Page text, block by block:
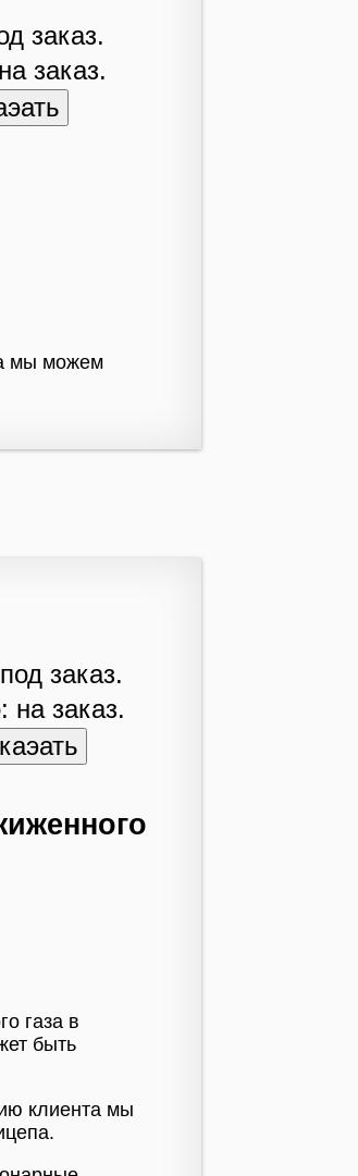
заказ.
заказ.
мы можем
заказ.
на заказ.
газа в
быть
клиента мы